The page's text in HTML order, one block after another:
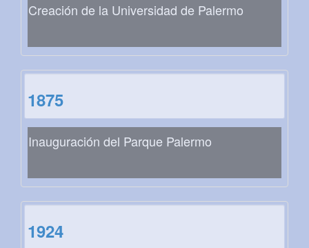
Creación de la Universidad de Palermo
1875
Inauguración del Parque Palermo
1924